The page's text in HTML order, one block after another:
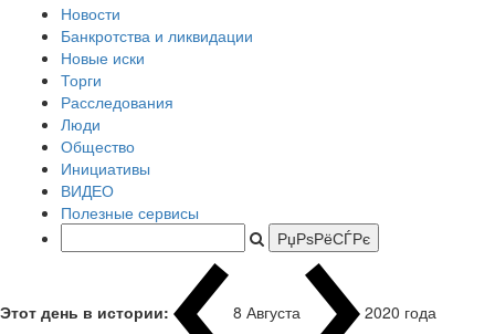
Новости
Банкротства и ликвидации
Новые иски
Торги
Расследования
Люди
Общество
Инициативы
ВИДЕО
Полезные сервисы
Этот день в истории: 8 Августа 2020 года